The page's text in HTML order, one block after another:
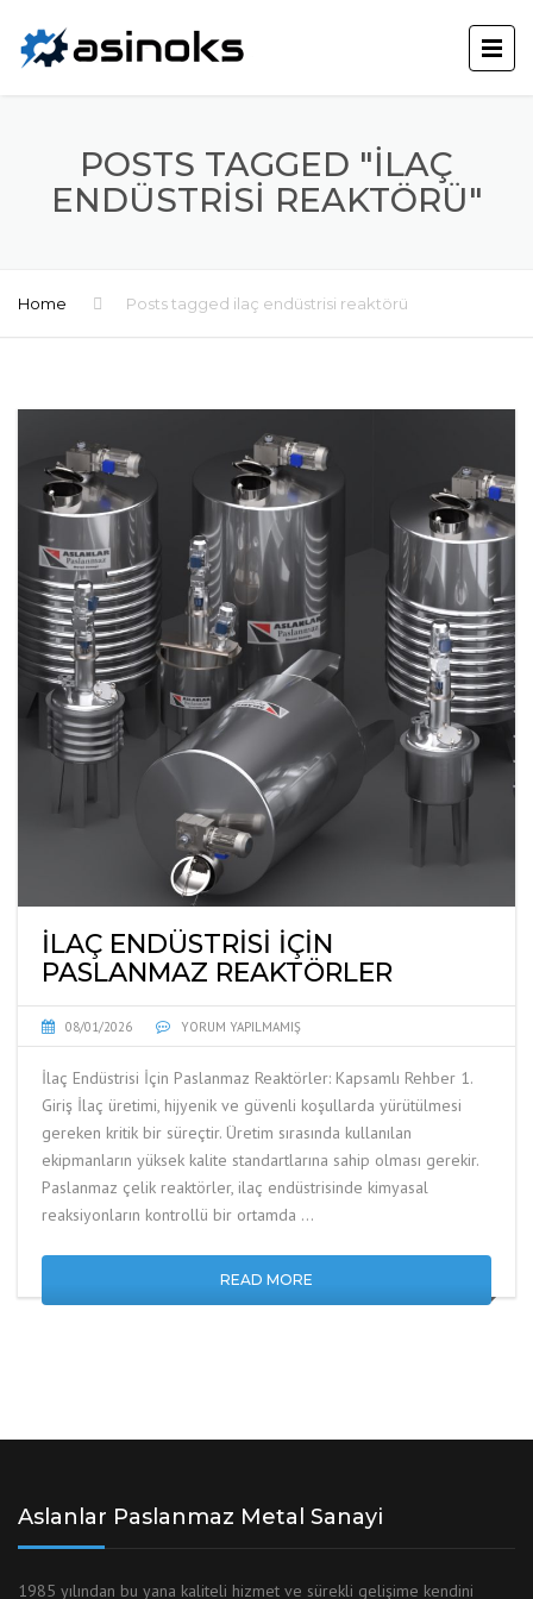
POSTS TAGGED "ILAÇ
ENDÜSTRISI REAKTÖRÜ"
Home Posts tagged ilaç endüstrisi reaktörü
İLAÇ ENDÜSTRISI İÇIN
PASLANMAZ REAKTÖRLER
08/01/2026 YORUM YAPILMAMIŞ
İlaç Endüstrisi İçin Paslanmaz Reaktörler: Kapsamlı Rehber 1.
Giriş İlaç üretimi, hijyenik ve güvenli koşullarda yürütülmesi
gereken kritik bir süreçtir. Üretim sırasında kullanılan
ekipmanların yüksek kalite standartlarına sahip olması gerekir.
Paslanmaz çelik reaktörler, ilaç endüstrisinde kimyasal
reaksiyonların kontrollü bir ortamda …
READ MORE
Aslanlar Paslanmaz Metal Sanayi
1985 yılından bu yana kaliteli hizmet ve sürekli gelişime kendini